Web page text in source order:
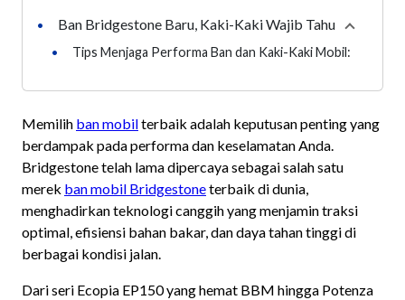
• Ban Bridgestone Baru, Kaki-Kaki Wajib Tahu Collapse
•
Tips Menjaga Performa Ban dan Kaki-Kaki Mobil:
Memilih ban mobilterbaik adalah keputusan penting yang
berdampak pada performa dan keselamatan Anda.
Bridgestone telah lama dipercaya sebagai salah satu
merek ban mobil Bridgestoneterbaik di dunia,
menghadirkan teknologi canggih yang menjamin traksi
optimal, efisiensi bahan bakar, dan daya tahan tinggi di
berbagai kondisi jalan.
Dari seri Ecopia EP150 yang hemat BBM hingga Potenza